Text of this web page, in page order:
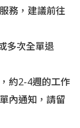
務，建議前往
多次全單退
約2-4週的工作
內通知，請留